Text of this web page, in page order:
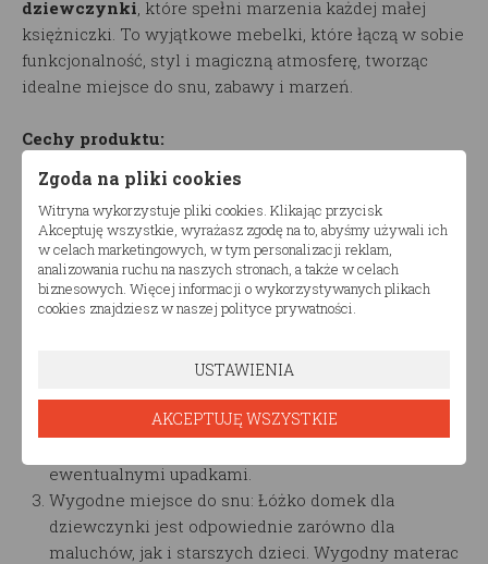
dziewczynki, które spełni marzenia każdej małej
księżniczki. To wyjątkowe mebelki, które łączą w sobie
funkcjonalność, styl i magiczną atmosferę, tworząc
idealne miejsce do snu, zabawy i marzeń.
Cechy produktu:
Design w stylu domeczku: łóżko zostało
zaprojektowane tak, aby przypominało urokliwy
domek, co nadaje sypialni dziecka niepowtarzalny
urok. Front łóżka posiada otwierane okienko z
dekoracyjnymi zasłonami, które dodają uroku i
zachęcają do kreatywnej zabawy.
został wykonany z dbałością o najwyższe standardy
bezpieczeństwa. Solidna konstrukcja i staranne
wykończenie zapewniają, że łóżko jest stabilne i
ewentualnymi upadkami.
Wygodne miejsce do snu: Łóżko domek dla
dziewczynki jest odpowiednie zarówno dla
maluchów, jak i starszych dzieci. Wygodny materac
Zgoda na pliki cookies
Witryna wykorzystuje pliki cookies. Klikając przycisk
Akceptuję wszystkie, wyrażasz zgodę na to, abyśmy używali ich
w celach marketingowych, w tym personalizacji reklam,
analizowania ruchu na naszych stronach, a także w celach
biznesowych. Więcej informacji o wykorzystywanych plikach
cookies znajdziesz w naszej polityce prywatności.
USTAWIENIA
AKCEPTUJĘ WSZYSTKIE